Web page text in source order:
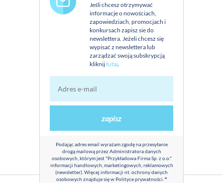
Jeśli chcesz otrzymywać
informacje o nowościach,
zapowiedziach, promocjach i
konkursach zapisz sie do
newslettera. Jeżeli chcesz się
wypisać z newslettera lub
zarządzać swoją subskrypcją
kliknijtutaj.
zapisz
Podając adres email wyrażam zgodę na przesyłanie
drogą mailową przez Administratora danych
osobowych, którym jest "Przykładowa Firma Sp. z o.o."
informacji handlowych, marketingowych, reklamowych
(newsletter). Więcej informacji nt. ochrony danych
osobowych znajduje się w Polityce prywatności *